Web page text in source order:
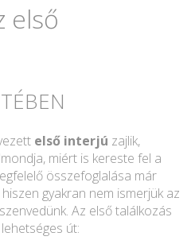
első
első interjú zajlik,
miért is kereste fel a
összefoglalása már
gyakran nem ismerjük az
Az első találkozás
út: